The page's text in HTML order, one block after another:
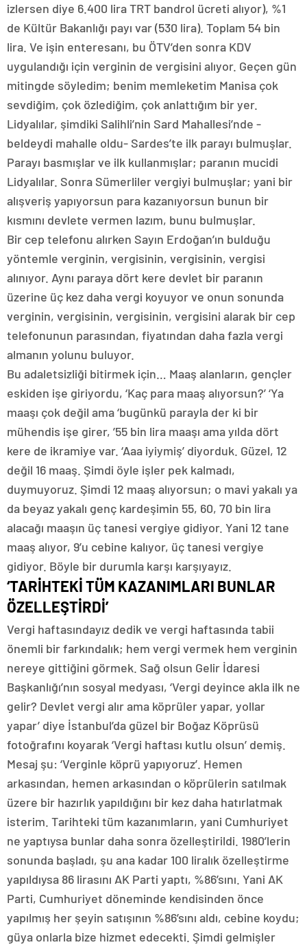
izlersen diye 6.400 lira TRT bandrol ücreti alıyor), %1
de Kültür Bakanlığı payı var (530 lira). Toplam 54 bin
lira. Ve işin enteresanı, bu ÖTV’den sonra KDV
uygulandığı için verginin de vergisini alıyor. Geçen gün
mitingde söyledim; benim memleketim Manisa çok
sevdiğim, çok özlediğim, çok anlattığım bir yer.
Lidyalılar, şimdiki Salihli’nin Sard Mahallesi’nde -
beldeydi mahalle oldu- Sardes’te ilk parayı bulmuşlar.
Parayı basmışlar ve ilk kullanmışlar; paranın mucidi
Lidyalılar. Sonra Sümerliler vergiyi bulmuşlar; yani bir
alışveriş yapıyorsun para kazanıyorsun bunun bir
kısmını devlete vermen lazım, bunu bulmuşlar.
Bir cep telefonu alırken Sayın Erdoğan’ın bulduğu
yöntemle verginin, vergisinin, vergisinin, vergisi
alınıyor. Aynı paraya dört kere devlet bir paranın
üzerine üç kez daha vergi koyuyor ve onun sonunda
verginin, vergisinin, vergisinin, vergisini alarak bir cep
telefonunun parasından, fiyatından daha fazla vergi
almanın yolunu buluyor.
Bu adaletsizliği bitirmek için… Maaş alanların, gençler
eskiden işe giriyordu, ‘Kaç para maaş alıyorsun?’ ‘Ya
maaşı çok değil ama ‘bugünkü parayla der ki bir
mühendis işe girer, ’55 bin lira maaşı ama yılda dört
kere de ikramiye var. ‘Aaa iyiymiş’ diyorduk. Güzel, 12
değil 16 maaş. Şimdi öyle işler pek kalmadı,
duymuyoruz. Şimdi 12 maaş alıyorsun; o mavi yakalı ya
da beyaz yakalı genç kardeşimin 55, 60, 70 bin lira
alacağı maaşın üç tanesi vergiye gidiyor. Yani 12 tane
maaş alıyor, 9’u cebine kalıyor, üç tanesi vergiye
gidiyor. Böyle bir durumla karşı karşıyayız.
‘TARİHTEKİ TÜM KAZANIMLARI BUNLAR
ÖZELLEŞTİRDİ’
Vergi haftasındayız dedik ve vergi haftasında tabii
önemli bir farkındalık; hem vergi vermek hem verginin
nereye gittiğini görmek. Sağ olsun Gelir İdaresi
Başkanlığı’nın sosyal medyası, ‘Vergi deyince akla ilk ne
gelir? Devlet vergi alır ama köprüler yapar, yollar
yapar’ diye İstanbul’da güzel bir Boğaz Köprüsü
fotoğrafını koyarak ‘Vergi haftası kutlu olsun’ demiş.
Mesaj şu: ‘Verginle köprü yapıyoruz’. Hemen
arkasından, hemen arkasından o köprülerin satılmak
üzere bir hazırlık yapıldığını bir kez daha hatırlatmak
isterim. Tarihteki tüm kazanımların, yani Cumhuriyet
ne yaptıysa bunlar daha sonra özelleştirildi. 1980’lerin
sonunda başladı, şu ana kadar 100 liralık özelleştirme
yapıldıysa 86 lirasını AK Parti yaptı, %86’sını. Yani AK
Parti, Cumhuriyet döneminde kendisinden önce
yapılmış her şeyin satışının %86’sını aldı, cebine koydu;
güya onlarla bize hizmet edecekti. Şimdi gelmişler